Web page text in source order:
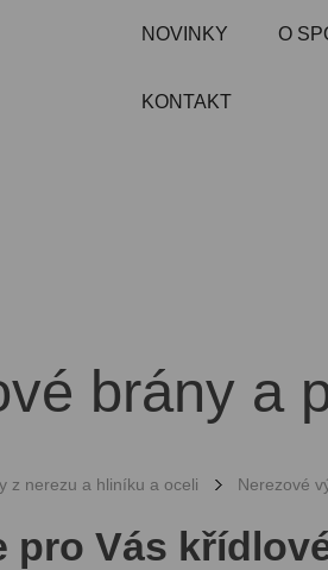
NOVINKY O
KONTAKT
brány a
z nerezu a hliníku a oceli Nerezové
pro Vás